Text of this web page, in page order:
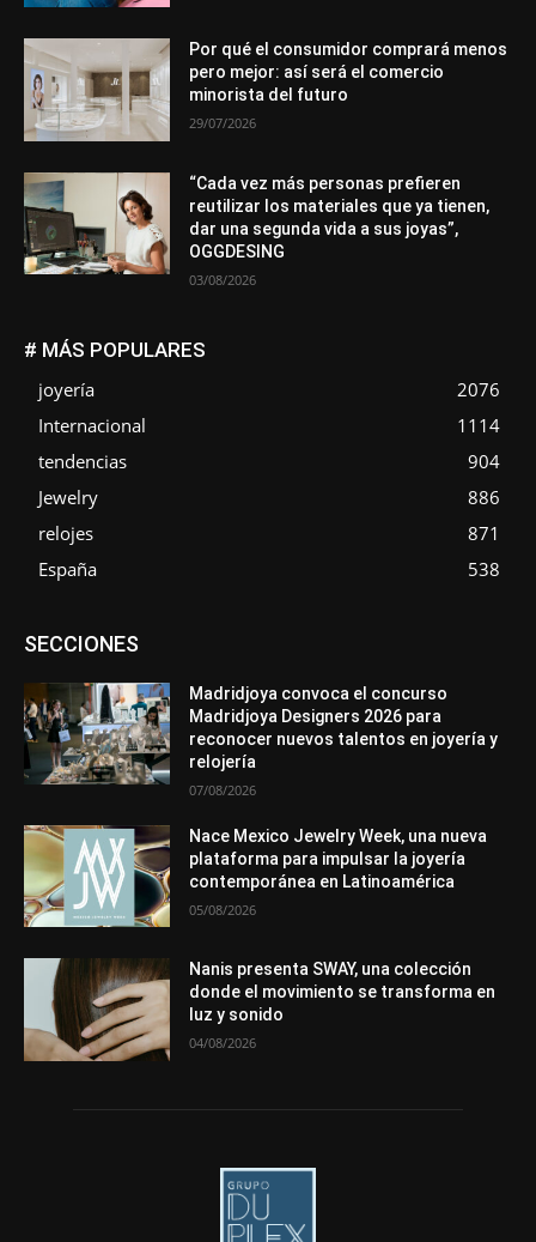
Por qué el consumidor comprará menos
pero mejor: así será el comercio
minorista del futuro
29/07/2026
“Cada vez más personas prefieren
reutilizar los materiales que ya tienen,
dar una segunda vida a sus joyas”,
OGGDESING
03/08/2026
# MÁS POPULARES
joyería
2076
Internacional
1114
tendencias
904
Jewelry
886
relojes
871
España
538
SECCIONESAsociaciones
Entrevistas
Mundo Técnico
Novedades Opiniones
Perspectiva
Premios
Secciones Sin categoría
Más
Madridjoya convoca el concurso
Madridjoya Designers 2026 para
reconocer nuevos talentos en joyería y
relojería
07/08/2026
Nace Mexico Jewelry Week, una nueva
plataforma para impulsar la joyería
contemporánea en Latinoamérica
05/08/2026
Nanis presenta SWAY, una colección
donde el movimiento se transforma en
luz y sonido
04/08/2026